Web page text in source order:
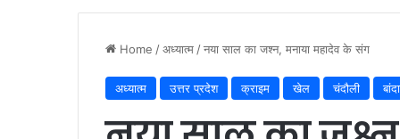
Home /अध्यात्म /नया साल का जश्न, मनाया महादेव के संग
अध्यात्म उत्तर प्रदेश क्राइम खेल चंदौली बांदा